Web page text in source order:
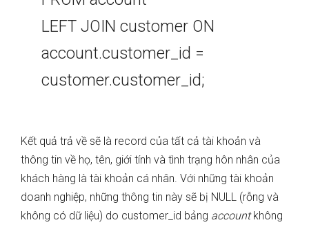
LEFT JOIN customer ON
account.customer_id =
customer.customer_id;
Kết quả trả về sẽ là record của tất cả tài khoản và
thông tin về họ, tên, giới tính và tình trạng hôn nhân của
khách hàng là tài khoản cá nhân. Với những tài khoản
doanh nghiệp, những thông tin này sẽ bị NULL (rỗng và
không có dữ liệu) do customer_id bảng account không